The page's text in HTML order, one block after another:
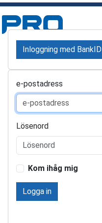
Inloggning med BankID
e-postadress
Lösenord
Kom ihåg mig
Logga in